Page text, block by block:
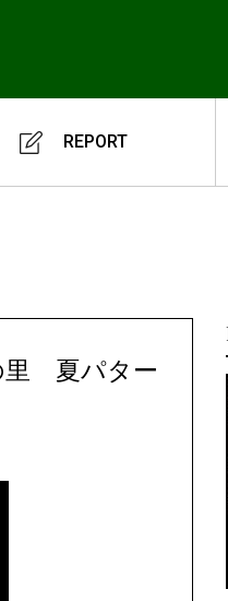
REPORT
里 夏パター